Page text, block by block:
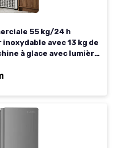
55 kg/24 h
avec 13 kg de
à glace avec lumière